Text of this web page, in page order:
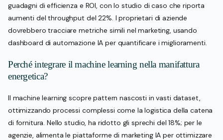
guadagni di efficienza e ROI, con lo studio di caso che riporta
aumenti del throughput del 22%. I proprietari di aziende
dovrebbero tracciare metriche simili nel marketing, usando
dashboard di automazione IA per quantificare i miglioramenti.
Perché integrare il machine learning nella manifattura
energetica?
Il machine learning scopre pattern nascosti in vasti dataset,
ottimizzando processi complessi come la logistica della catena
di fornitura. Nello studio, ha ridotto gli sprechi del 18%; per le
agenzie, alimenta le piattaforme di marketing IA per ottimizzare